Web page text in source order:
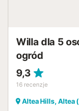
Willa dla 5
ogród
9,3
16 recenzje
Altea Hills, Altea